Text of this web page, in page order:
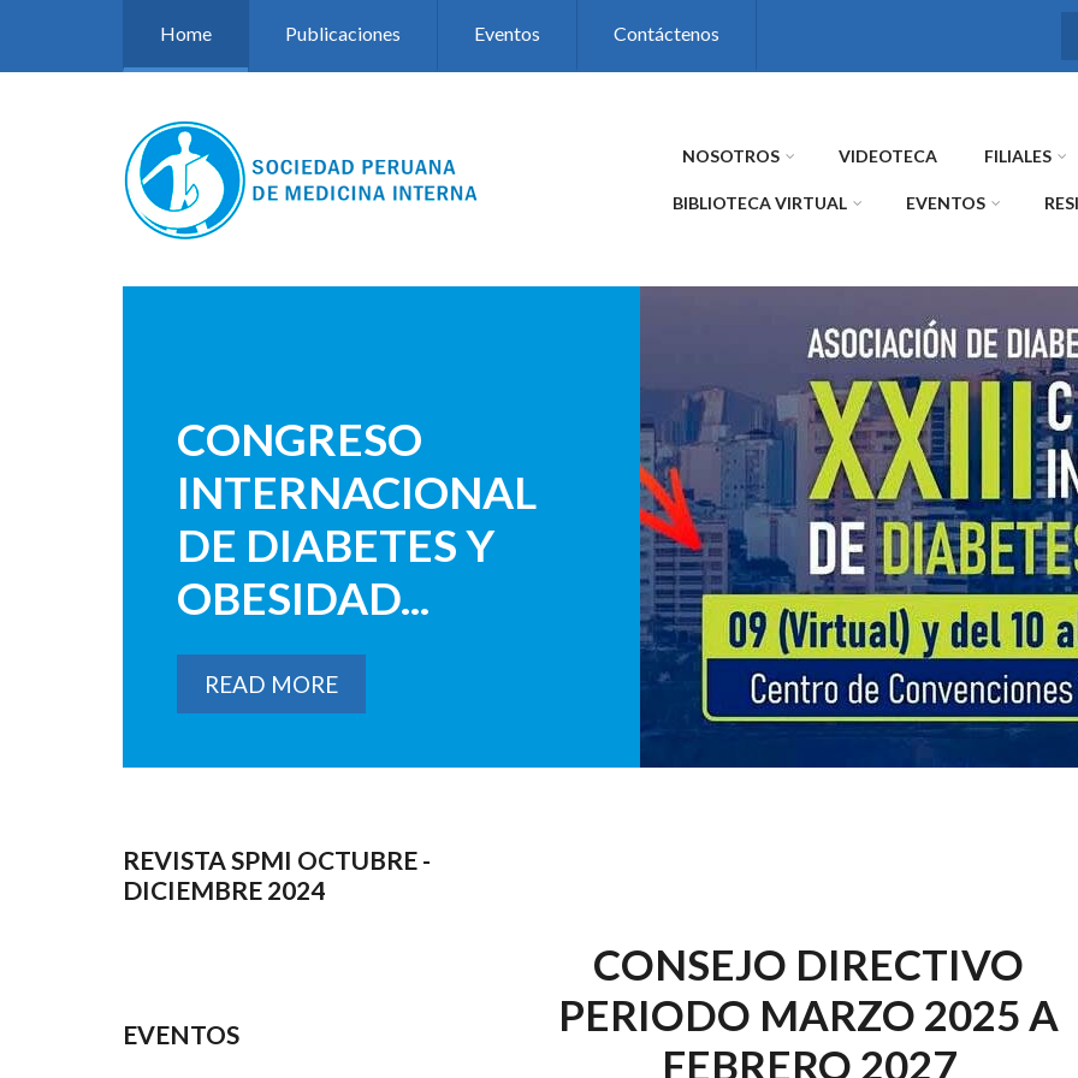
Home Publicaciones Eventos Contáctenos
NOSOTROS VIDEOTECA FILIALES
BIBLIOTECA VIRTUAL EVENTOS
CONGRESO
INTERNACIONAL
DE DIABETES Y
OBESIDAD...
READ MORE
REVISTA SPMI OCTUBRE -
DICIEMBRE 2024
EVENTOS
CONSEJO DIRECTIVO
PERIODO MARZO 2025 A
FEBRERO 2027